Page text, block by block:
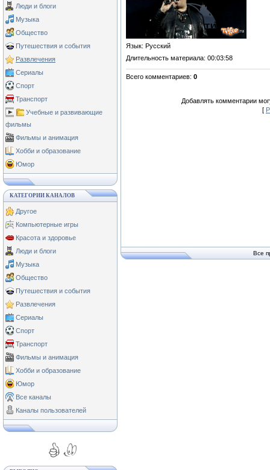
Люди и блоги
Музыка
Общество
Путешествия и события
Развлечения
Сериалы
Спорт
Транспорт
Учебные и развивающие
фильмы
Фильмы и анимация
Хобби и образование
Юмор
КАТЕГОРИИ КАНАЛОВ
Другое
Компьютерные игры
Красота и здоровье
Люди и блоги
Музыка
Общество
Путешествия и события
Развлечения
Сериалы
Спорт
Транспорт
Фильмы и анимация
Хобби и образование
Юмор
Все каналы
Каналы пользователей
Язык: Русский
Длительность материала: 00:03:58
Всего комментариев: 0
Добавлять комментарии
[
Все